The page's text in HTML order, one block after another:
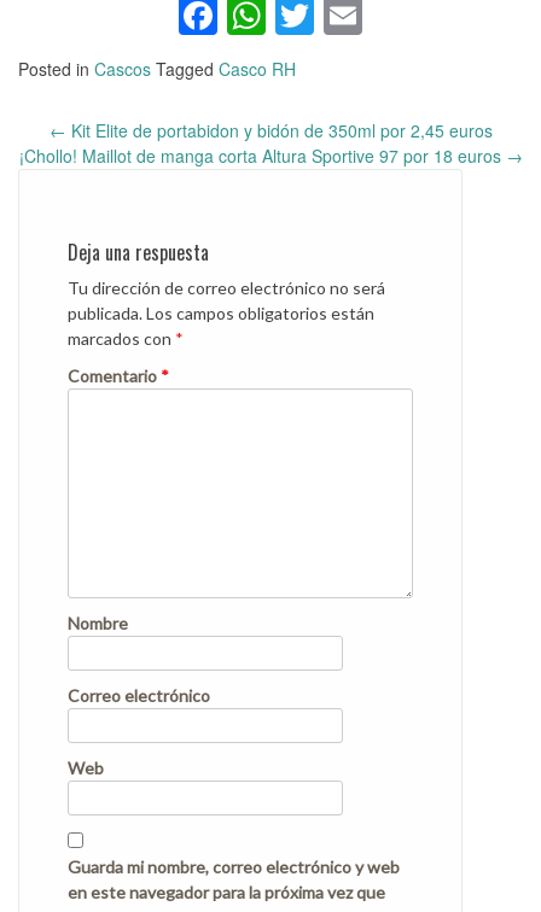
Facebook
WhatsApp
Twitter
Posted in Cascos Tagged Casco RH
Post
navigation
← Kit Elite de portabidon y bidón de 350ml por 2,45 euros
¡Chollo! Maillot de manga corta Altura Sportive 97 por 18 euros →
Deja una respuesta
Tu dirección de correo electrónico no será
publicada.Los campos obligatorios están
marcados con *
Comentario *
Nombre
Correo electrónico
Web
Guarda mi nombre, correo electrónico y web
en este navegador para la próxima vez que